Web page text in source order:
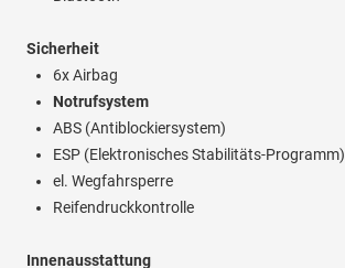
Sicherheit
6x Airbag
Notrufsystem
ABS (Antiblockiersystem)
ESP (Elektronisches Stabilitäts-Programm)
el. Wegfahrsperre
Reifendruckkontrolle
Innenausstattung